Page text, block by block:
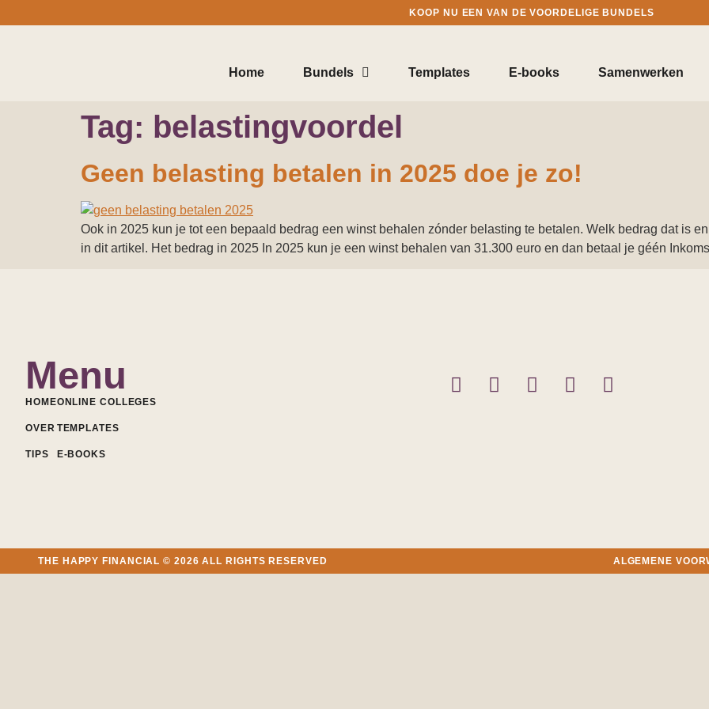
KOOP NU EEN VAN DE VOORDELIGE BUNDELS
Home Bundels Templates E-books Samenwerken
Tag: belastingvoordel
Geen belasting betalen in 2025 doe je zo!
Ook in 2025 kun je tot een bepaald bedrag een winst behalen zónder belasting te betalen. Welk bedrag dat is
in dit artikel. Het bedrag in 2025 In 2025 kun je een winst behalen van 31.300 euro en dan betaal je géén
Menu
HOME
OVER
TIPS
ONLINE COLLEGES
TEMPLATES
E-BOOKS
THE HAPPY FINANCIAL © 2026 ALL RIGHTS RESERVED ALGEMENE